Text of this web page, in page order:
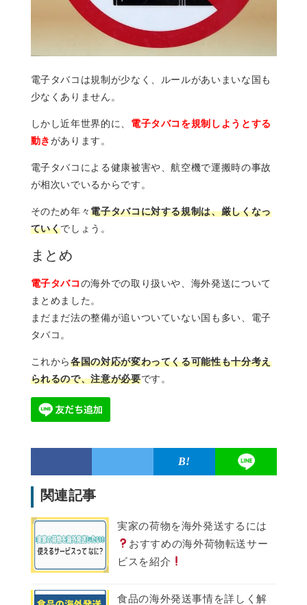
電子タバコは規制が少なく、ルールがあいまいな国も
少なくありません。
しかし近年世界的に、 電子タバコを規制しようとする
動きがあります。
電子タバコによる健康被害や、航空機で運搬時の事故
が相次いでいるからです。
そのため年々電子タバコに対する規制は、厳しくなっ
ていくでしょう。
まとめ
電子タバコの海外での取り扱いや、海外発送について
まとめました。
まだまだ法の整備が追いついていない国も多い、電子
タバコ。
これから各国の対応が変わってくる可能性も十分考え
られるので、注意が必要です。
関連記事
実家の荷物を海外発送するには
おすすめの海外荷物転送サー
ビスを紹介
食品の海外発送事情を詳しく解